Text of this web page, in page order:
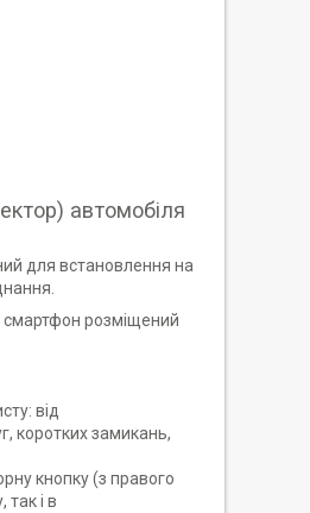
автомобіля
для встановлення на
розміщений
від
коротких замикань,
кнопку (з правого
і в